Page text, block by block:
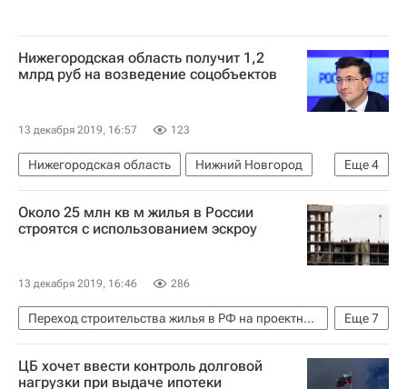
Нижегородская область получит 1,2
млрд руб на возведение соцобъектов
13 декабря 2019, 16:57 123
Еще4
Нижегородская область
Нижний Новгород
Министерство строительства и жилищно-коммунального хозяйства РФ (Минстрой России)
Глеб Никитин
Строительство
Около 25 млн кв м жилья в России
строятся с использованием эскроу
13 декабря 2019, 16:46 286
Еще7
Переход строительства жилья в РФ на проектное финансирование
Нижегородская область
Владимир Якушев
ЦБ хочет ввести контроль долговой
нагрузки при выдаче ипотеки